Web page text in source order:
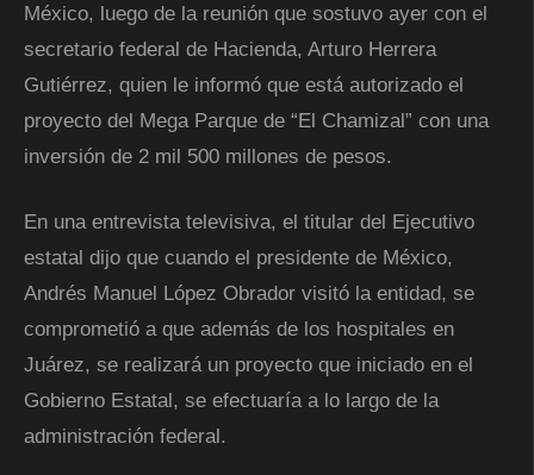
México, luego de la reunión que sostuvo ayer con el
secretario federal de Hacienda, Arturo Herrera
Gutiérrez, quien le informó que está autorizado el
proyecto del Mega Parque de “El Chamizal” con una
inversión de 2 mil 500 millones de pesos.
En una entrevista televisiva, el titular del Ejecutivo
estatal dijo que cuando el presidente de México,
Andrés Manuel López Obrador visitó la entidad, se
comprometió a que además de los hospitales en
Juárez, se realizará un proyecto que iniciado en el
Gobierno Estatal, se efectuaría a lo largo de la
administración federal.